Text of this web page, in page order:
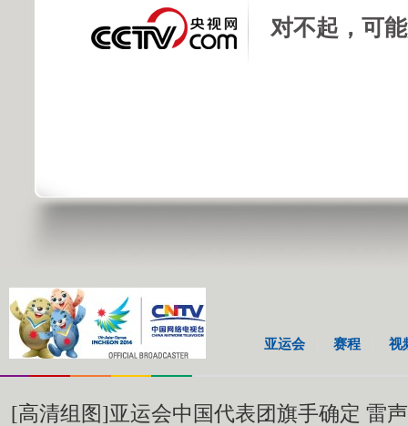
对不起，可
亚运会 赛程 视
[高清组图]亚运会中国代表团旗手确定 雷